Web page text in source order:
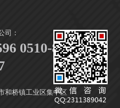
司：
0510-87888916
桥镇工业区集中区